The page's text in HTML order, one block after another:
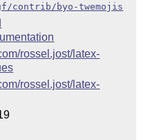
contrib/byo-twemojis
rossel.jost/latex-
rossel.jost/latex-